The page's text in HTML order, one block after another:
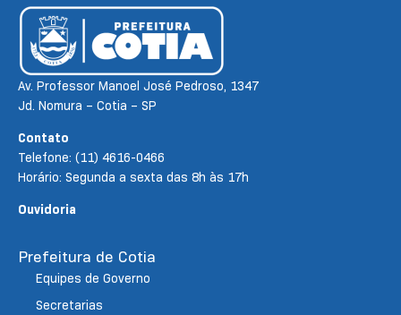
Av. Professor Manoel José Pedroso, 1347
Jd. Nomura – Cotia – SP
Contato
Telefone: (11) 4616-0466
Horário: Segunda a sexta das 8h às 17h
Ouvidoria
Prefeitura de Cotia
Equipes de Governo
Secretarias